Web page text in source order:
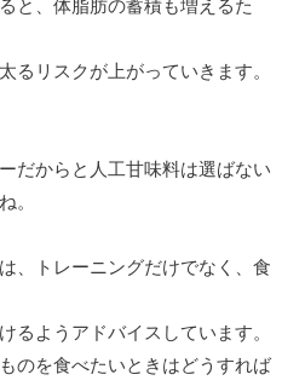
と、体脂肪の蓄積も増えるた
るリスクが上がっていきます。
だからと人工甘味料は選ばない
。
、トレーニングだけでなく、食
るようアドバイスしています。
のを食べたいときはどうすれば